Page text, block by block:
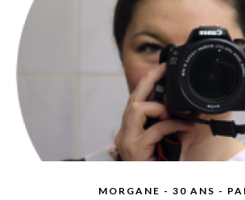
MORGANE - 30 ANS -